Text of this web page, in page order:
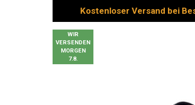
Kostenloser Versand bei
WIR
VERSENDEN
MORGEN
7.8.